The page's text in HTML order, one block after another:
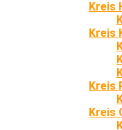
Kreis
Kreis
Kreis
Kreis